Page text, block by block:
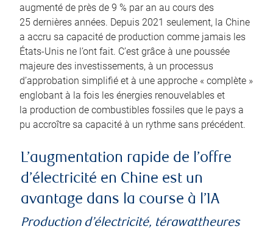
augmenté de près de 9 % par an au cours des
25 dernières années. Depuis 2021 seulement, la Chine
a accru sa capacité de production comme jamais les
États-Unis ne l’ont fait. C’est grâce à une poussée
majeure des investissements, à un processus
d’approbation simplifié et à une approche « complète »
englobant à la fois les énergies renouvelables et
la production de combustibles fossiles que le pays a
pu accroître sa capacité à un rythme sans précédent.
L’augmentation rapide de l’offre
d’électricité en Chine est un
avantage dans la course à l’IA
Production d’électricité, térawattheures